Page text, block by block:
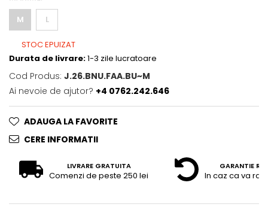
M
L
STOC EPUIZAT
Durata de livrare:1-3 zile lucratoare
Cod Produs: J.26.BNU.FAA.BU~M
Ai nevoie de ajutor? +4 0762.242.646
ADAUGA LA FAVORITE
CERE INFORMATII
LIVRARE GRATUITA
Comenzi de peste 250 lei
GARANTIE
In caz ca va